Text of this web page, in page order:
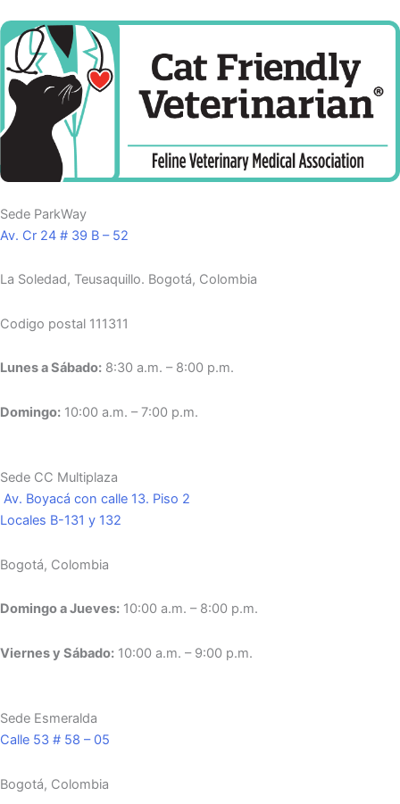
Sede ParkWay
Av. Cr 24 # 39 B – 52
La Soledad, Teusaquillo. Bogotá, Colombia
Codigo postal 111311
Lunes a Sábado: 8:30 a.m. – 8:00 p.m.
Domingo: 10:00 a.m. – 7:00 p.m.
Sede CC Multiplaza
Av. Boyacá con calle 13. Piso 2
Locales B-131 y 132
Bogotá, Colombia
Domingo a Jueves: 10:00 a.m. – 8:00 p.m.
Viernes y Sábado: 10:00 a.m. – 9:00 p.m.
Sede Esmeralda
Calle 53 # 58 – 05
Bogotá, Colombia